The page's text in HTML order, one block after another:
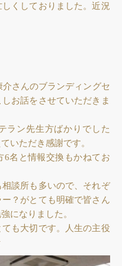
くしておりました。近況
さんのブランディングセ
お話をさせていただきま
ラン先生方ばかりでした
いただき感謝です。
6名と情報交換もかねてお
談所も多いので、それぞ
？がとても明確で皆さん
になりました。
も大切です。人生の主役